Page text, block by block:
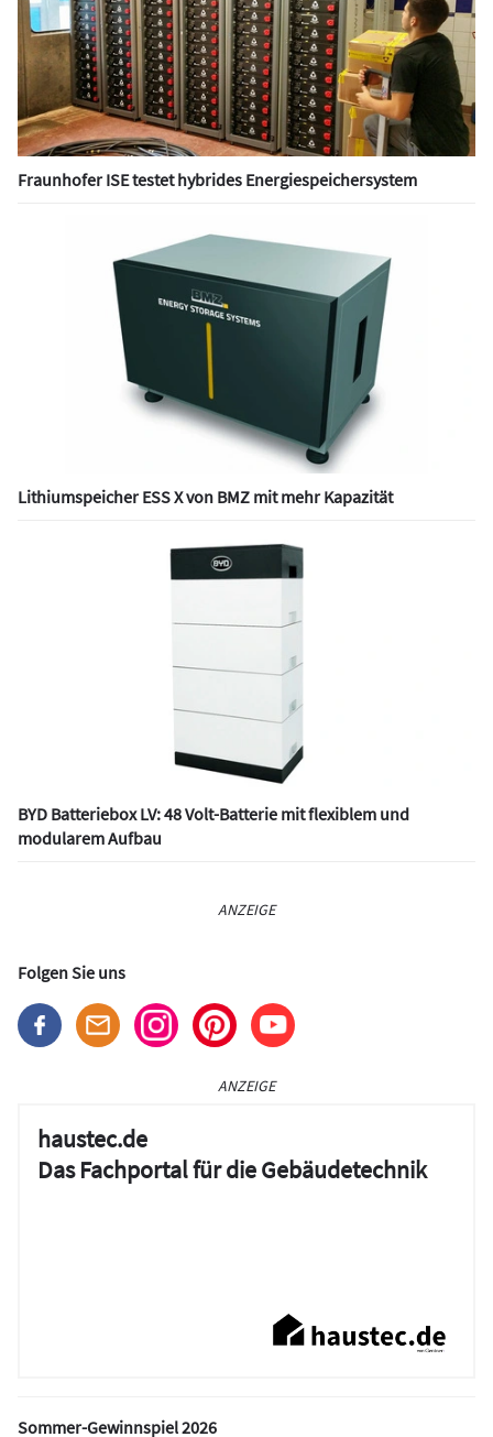
Fraunhofer ISE testet hybrides Energiespeichersystem
Lithiumspeicher ESS X von BMZ mit mehr Kapazität
BYD Batteriebox LV: 48 Volt-Batterie mit flexiblem und
modularem Aufbau
ANZEIGE
Folgen Sie uns
ANZEIGE
haustec.de
Das Fachportal für die Gebäudetechnik
Sommer-Gewinnspiel 2026